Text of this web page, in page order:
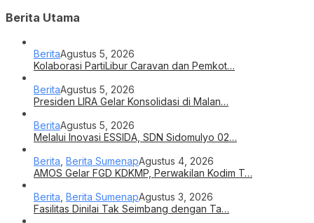
Berita Utama
BeritaAgustus 5, 2026
Kolaborasi PartiLibur Caravan dan Pemkot…
BeritaAgustus 5, 2026
Presiden LIRA Gelar Konsolidasi di Malan…
BeritaAgustus 5, 2026
Melalui Inovasi ESSIDA, SDN Sidomulyo 02…
Berita Berita SumenapAgustus 4, 2026
AMOS Gelar FGD KDKMP, Perwakilan Kodim T…
Berita Berita SumenapAgustus 3, 2026
Fasilitas Dinilai Tak Seimbang dengan Ta…